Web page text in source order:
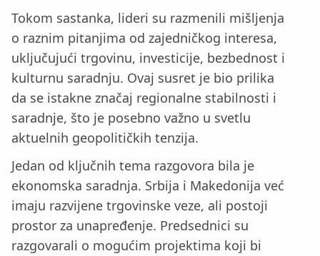
Tokom sastanka, lideri su razmenili mišljenja
o raznim pitanjima od zajedničkog interesa,
uključujući trgovinu, investicije, bezbednost i
kulturnu saradnju. Ovaj susret je bio prilika
da se istakne značaj regionalne stabilnosti i
saradnje, što je posebno važno u svetlu
aktuelnih geopolitičkih tenzija.
Jedan od ključnih tema razgovora bila je
ekonomska saradnja. Srbija i Makedonija već
imaju razvijene trgovinske veze, ali postoji
prostor za unapređenje. Predsednici su
razgovarali o mogućim projektima koji bi